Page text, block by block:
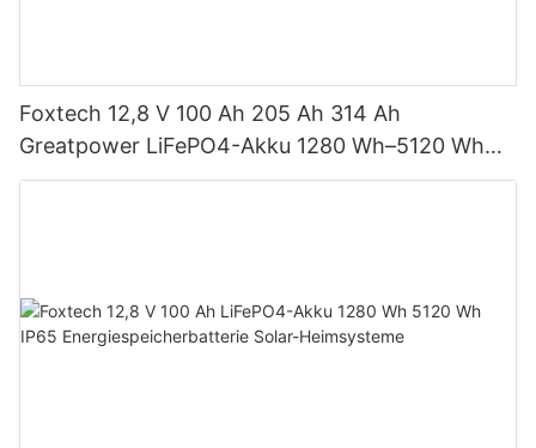
Foxtech 12,8 V 100 Ah 205 Ah 314 Ah
Greatpower LiFePO4-Akku 1280 Wh–5120 Wh
IP65 Energiespeicher